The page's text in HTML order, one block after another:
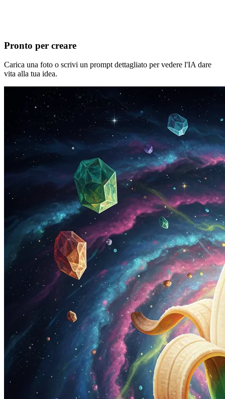
Pronto per creare
Carica una foto o scrivi un prompt dettagliato per vedere l'IA dare
vita alla tua idea.